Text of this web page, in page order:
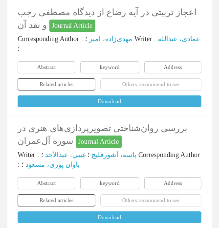
اعجاز تربیتی در آیه رضاع از دیدگاه مصطفی رجب
Journal Article
Corresponding Author : مهدی‌زاده، امیر Writer : عمادی، عبدالله
؛
Abstract keyword Address
Related articles Others recommend to see
Download
بررسی روان‌شناختی تصویرپردازی‌های هنری در
Journal Article
Writer : پاسه، آشورقلیچ ؛ غيبي، عبدالأحد
Corresponding Author
:
باوان پوری، مسعود ؛
Abstract keyword Address
Related articles Others recommend to see
Download